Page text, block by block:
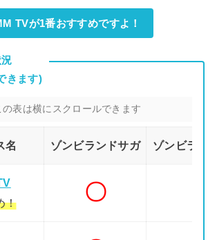
TVが1番おすすめですよ！
きます)
名 ゾンビランドサガ ゾンビラン
！
〇